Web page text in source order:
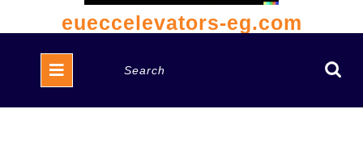
eueccelevators-eg.com
Open
Button